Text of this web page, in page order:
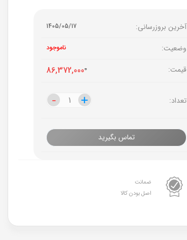
آخرین بروزرسانی: 1405/05/17
وضعیت: ناموجود
قیمت: 86,372,0000
تعداد: +
- +
-
تماس بگیرید
ضمانت
اصل بودن کالا